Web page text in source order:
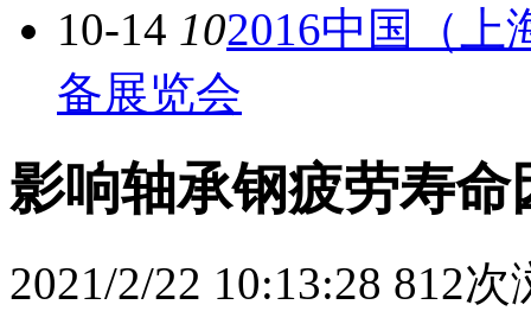
10-14 102016中国（上
备展览会
影响轴承钢疲劳寿命
2021/2/22 10:13:28 812次